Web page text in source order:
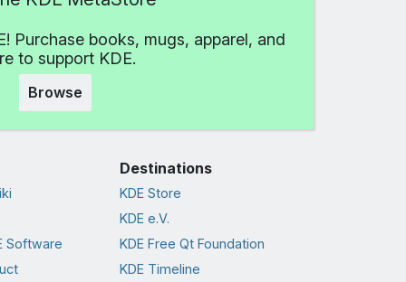
Purchase books, mugs, apparel, and
to support KDE.
Browse
Software
Destinations
KDE Store
KDE e.V.
KDE Free Qt Foundation
KDE Timeline